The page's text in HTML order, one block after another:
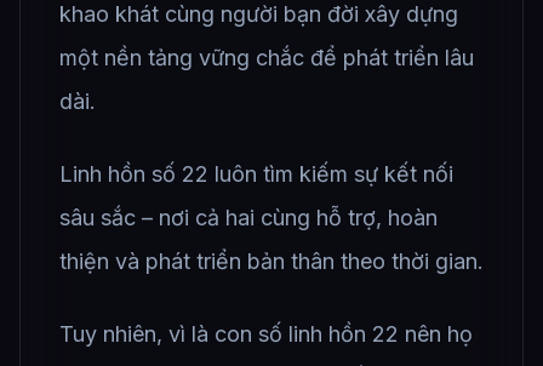
khao khát cùng người bạn đời xây dựng
một nền tảng vững chắc để phát triển lâu
dài.
Linh hồn số 22 luôn tìm kiếm sự kết nối
sâu sắc – nơi cả hai cùng hỗ trợ, hoàn
thiện và phát triển bản thân theo thời gian.
Tuy nhiên, vì là con số linh hồn 22 nên họ